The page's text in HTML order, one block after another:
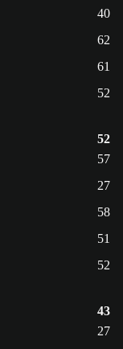
40
62
61
52
52
57
27
58
51
52
43
27